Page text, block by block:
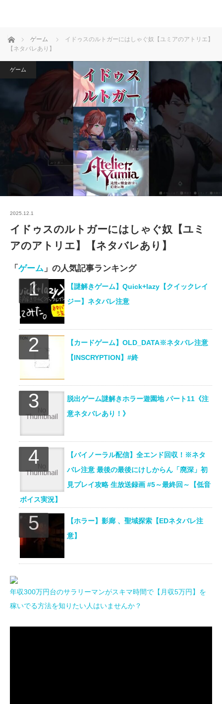
ホーム ゲーム
イドゥスのルトガーにはしゃぐ奴【ユミアのアトリエ】
【ネタバレあり】
ゲーム
2025.12.1
イドゥスのルトガーにはしゃぐ奴【ユミ
アのアトリエ】【ネタバレあり】
「 ゲーム 」の人気記事ランキング
【謎解きゲーム】Quick+lazy【クイックレイ
ジー】ネタバレ注意
【カードゲーム】OLD_DATA※ネタバレ注意
【INSCRYPTION】#終
脱出ゲーム謎解きホラー遊園地 パート11《注
意ネタバレあり！》
【バイノーラル配信】全エンド回収！※ネタ
バレ注意 最後の最後にけしからん「廃深」初
見プレイ攻略 生放送録画 #5～最終回～【低音
ボイス実況】
【ホラー】影廊 、聖域探索【EDネタバレ注
意】
年収300万円台のサラリーマンがスキマ時間で【月収5万円】を
稼いでる方法を知りたい人はいませんか？